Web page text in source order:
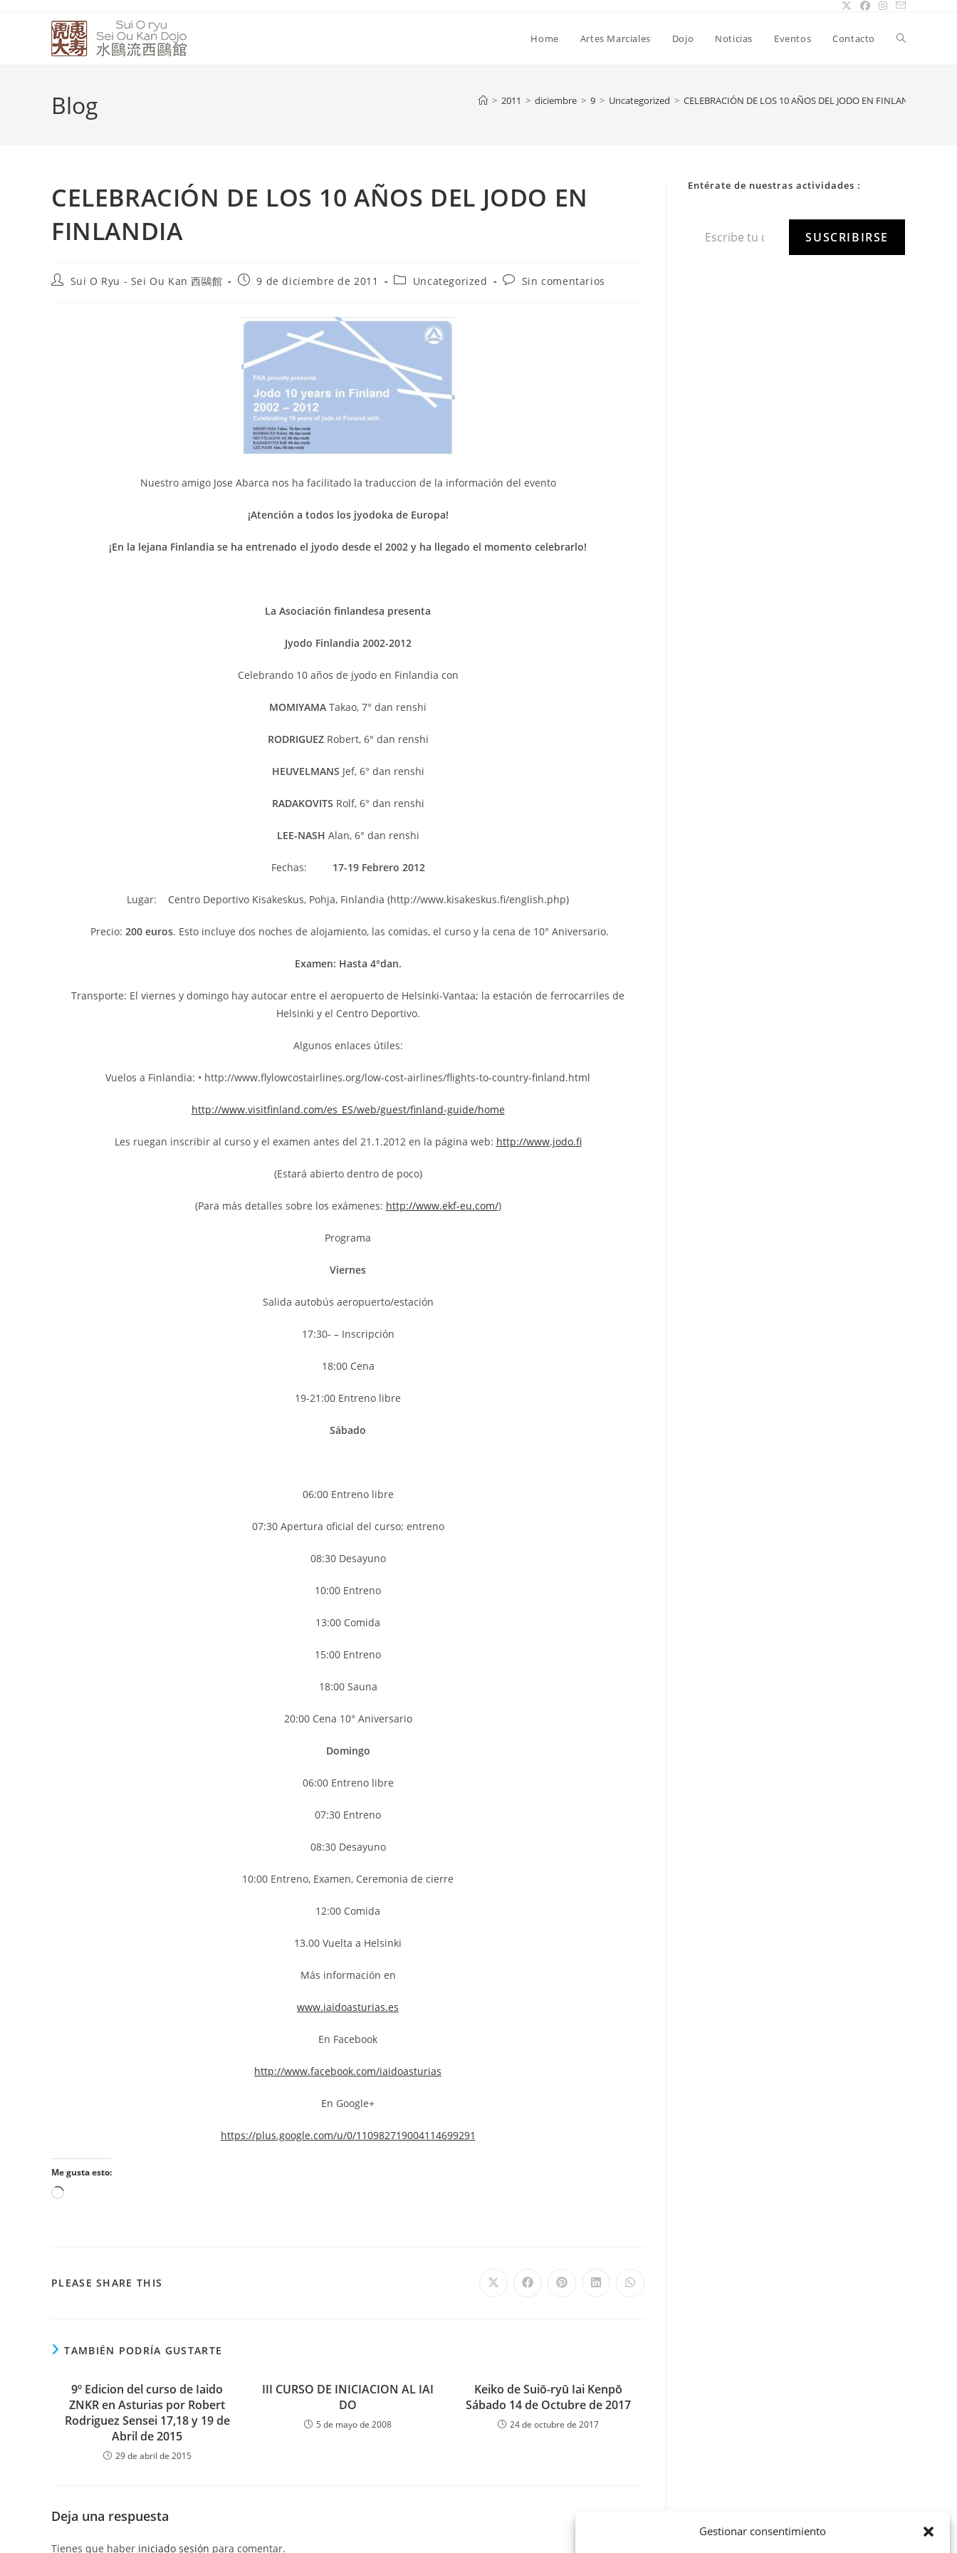
Gestionar consentimiento
Home Artes Marciales Dojo Noticias Eventos Contacto
Blog > 2011 > diciembre > 9 > Uncategorized > CELEBRACIÓN DE LOS 10 AÑOS DEL JODO EN FINLANDIA
CELEBRACIÓN DE LOS 10 AÑOS DEL JODO EN
FINLANDIA
Sui O Ryu - Sei Ou Kan 西鷗館 9 de diciembre de 2011 Uncategorized Sin comentarios
Nuestro amigo Jose Abarca nos ha facilitado la traduccion de la información del evento
¡Atención a todos los jyodoka de Europa!
¡En la lejana Finlandia se ha entrenado el jyodo desde el 2002 y ha llegado el momento celebrarlo!
La Asociación finlandesa presenta
Jyodo Finlandia 2002-2012
Celebrando 10 años de jyodo en Finlandia con
MOMIYAMA Takao, 7° dan renshi
RODRIGUEZRobert, 6° dan renshi
HEUVELMANS Jef, 6° dan renshi
RADAKOVITS Rolf, 6° dan renshi
LEE-NASH Alan, 6° dan renshi
Fechas: 17-19 Febrero 2012
Lugar: Centro Deportivo Kisakeskus, Pohja, Finlandia (http://www.kisakeskus.fi/english.php)
Precio: 200 euros. Esto incluye dos noches de alojamiento, las comidas, el curso y la cena de 10° Aniversario.
Examen: Hasta 4°dan.
Transporte: El viernes y domingo hay autocar entre el aeropuerto de Helsinki-Vantaa; la estación de ferrocarriles de
Helsinki y el Centro Deportivo.
Algunos enlaces útiles:
Vuelos a Finlandia: • http://www.flylowcostairlines.org/low-cost-airlines/flights-to-country-finland.html
http://www.visitfinland.com/es_ES/web/guest/finland-guide/home
Les ruegan inscribir al curso y el examen antes del 21.1.2012 en la página web: http://www.jodo.fi
(Estará abierto dentro de poco)
(Para más detalles sobre los exámenes: http://www.ekf-eu.com/)
Programa
Viernes
Salida autobús aeropuerto/estación
17:30- – Inscripción
18:00 Cena
19-21:00 Entreno libre
Sábado
06:00 Entreno libre
07:30 Apertura oficial del curso; entreno
08:30 Desayuno
10:00 Entreno
13:00 Comida
15:00 Entreno
18:00 Sauna
20:00 Cena 10° Aniversario
Domingo
06:00 Entreno libre
07:30 Entreno
08:30 Desayuno
10:00 Entreno, Examen, Ceremonia de cierre
12:00 Comida
13.00 Vuelta a Helsinki
Más información en
www.iaidoasturias.es
En Facebook
http://www.facebook.com/iaidoasturias
En Google+
https://plus.google.com/u/0/110982719004114699291
Me gusta esto:
PLEASE SHARE THIS
TAMBIÉN PODRÍA GUSTARTE
9º Edicion del curso de Iaido
ZNKR en Asturias por Robert
Rodriguez Sensei 17,18 y 19 de
Abril de 2015
29 de abril de 2015
III CURSO DE INICIACION AL IAI
DO
5 de mayo de 2008
Keiko de Suiō-ryū Iai Kenpō
Sábado 14 de Octubre de 2017
24 de octubre de 2017
Deja una respuesta
Tienes que haber iniciado sesión para comentar.
Entérate de nuestras actividades :
SUSCRIBIRSE